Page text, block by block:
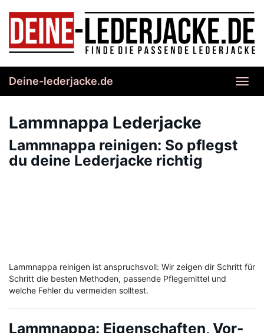
content
Deine-lederjacke.de
Lammnappa Lederjacke
Lammnappa reinigen: So pflegst
du deine Lederjacke richtig
Lammnappa reinigen ist anspruchsvoll: Wir zeigen dir Schritt für
Schritt die besten Methoden, passende Pflegemittel und
welche Fehler du vermeiden solltest.
Lammnappa: Eigenschaften, Vor-